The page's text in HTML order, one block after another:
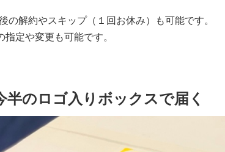
の解約やスキップ（１回お休み）も可能です。
定や変更も可能です。
半のロゴ入りボックスで届く